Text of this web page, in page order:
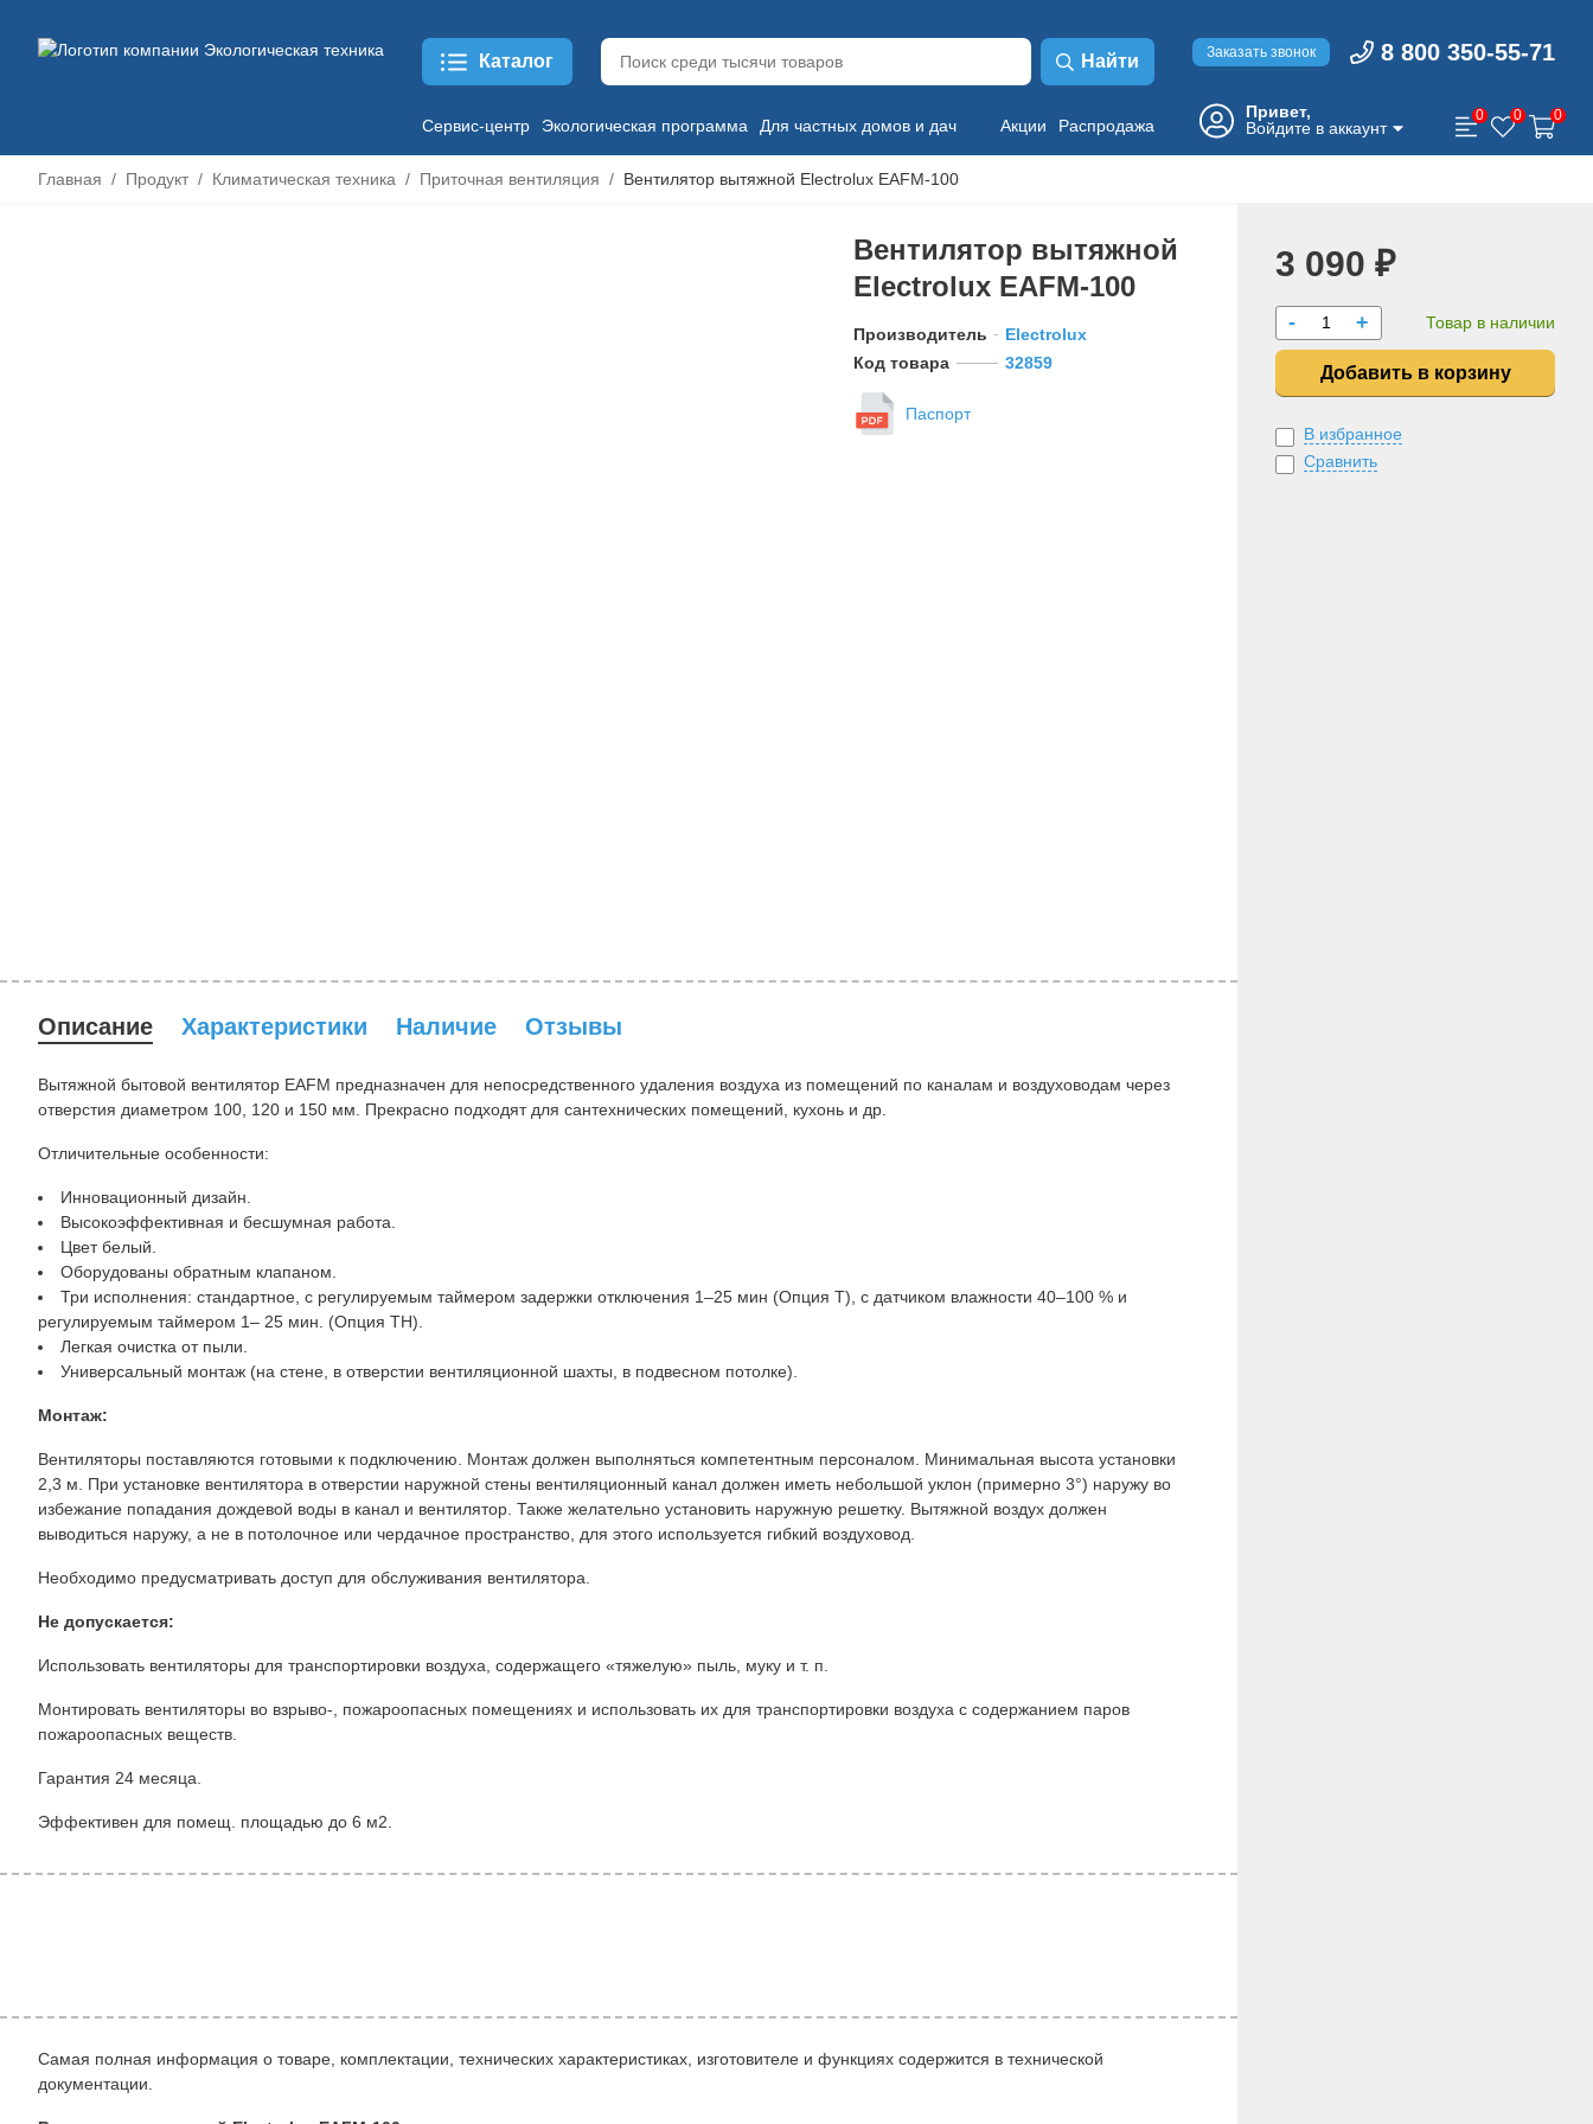
Каталог Найти
Сервис-центр Экологическая программа Для частных домов и дач Акции Распродажа
Заказать звонок 8 800 350-55-71
Привет,
Войдите в аккаунт
0 0 0
Главная Продукт Климатическая техника Приточная вентиляция Вентилятор вытяжной Electrolux EAFM-100
Вентилятор вытяжной
Electrolux EAFM-100
Производитель
Electrolux
Код товара
32859
Паспорт
Описание Характеристики Наличие Отзывы
Вытяжной бытовой вентилятор EAFM предназначен для непосредственного удаления воздуха из помещений по каналам и воздуховодам через
отверстия диаметром 100, 120 и 150 мм. Прекрасно подходят для сантехнических помещений, кухонь и др.
Отличительные особенности:
Инновационный дизайн.
Высокоэффективная и бесшумная работа.
Цвет белый.
Оборудованы обратным клапаном.
Три исполнения: стандартное, с регулируемым таймером задержки отключения 1–25 мин (Опция T), с датчиком влажности 40–100 % и
регулируемым таймером 1– 25 мин. (Опция TH).
Легкая очистка от пыли.
Универсальный монтаж (на стене, в отверстии вентиляционной шахты, в подвесном потолке).
Монтаж:
Вентиляторы поставляются готовыми к подключению. Монтаж должен выполняться компетентным персоналом. Минимальная высота установки
2,3 м. При установке вентилятора в отверстии наружной стены вентиляционный канал должен иметь небольшой уклон (примерно 3°) наружу во
избежание попадания дождевой воды в канал и вентилятор. Также желательно установить наружную решетку. Вытяжной воздух должен
выводиться наружу, а не в потолочное или чердачное пространство, для этого используется гибкий воздуховод.
Необходимо предусматривать доступ для обслуживания вентилятора.
Не допускается:
Использовать вентиляторы для транспортировки воздуха, содержащего «тяжелую» пыль, муку и т. п.
Монтировать вентиляторы во взрыво-, пожароопасных помещениях и использовать их для транспортировки воздуха с содержанием паров
пожароопасных веществ.
Гарантия 24 месяца.
Эффективен для помещ. площадью до 6 м2.
Самая полная информация о товаре, комплектации, технических характеристиках, изготовителе и функциях содержится в технической
документации.
3 090 ₽
- + Товар в наличии
Добавить в корзину
В избранное
Сравнить